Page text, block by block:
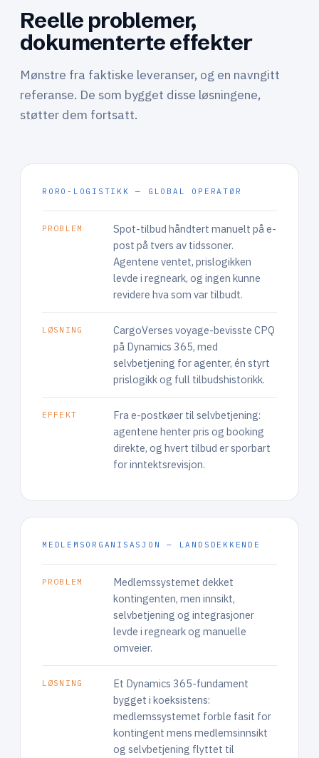
Reelle problemer,
dokumenterte effekter
Mønstre fra faktiske leveranser, og en navngitt
referanse. De som bygget disse løsningene,
støtter dem fortsatt.
RORO-LOGISTIKK — GLOBAL OPERATØR
PROBLEM
Spot-tilbud håndtert manuelt på e-
post på tvers av tidssoner.
Agentene ventet, prislogikken
levde i regneark, og ingen kunne
revidere hva som var tilbudt.
LØSNING
CargoVerses voyage-bevisste CPQ
på Dynamics 365, med
selvbetjening for agenter, én styrt
prislogikk og full tilbudshistorikk.
EFFEKT
Fra e-postkøer til selvbetjening:
agentene henter pris og booking
direkte, og hvert tilbud er sporbart
for inntektsrevisjon.
MEDLEMSORGANISASJON — LANDSDEKKENDE
PROBLEM
Medlemssystemet dekket
kontingenten, men innsikt,
selvbetjening og integrasjoner
levde i regneark og manuelle
omveier.
LØSNING
Et Dynamics 365-fundament
bygget i koeksistens:
medlemssystemet forble fasit for
kontingent mens medlemsinnsikt
og selvbetjening flyttet til